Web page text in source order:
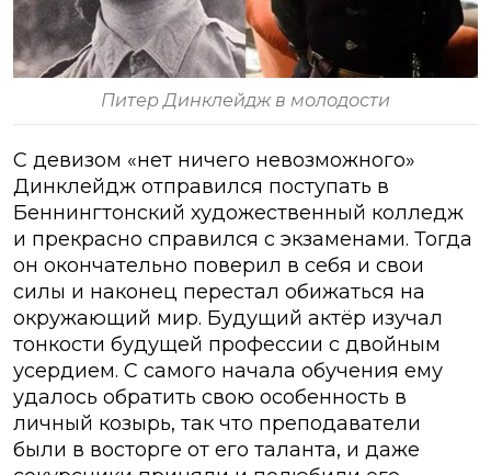
Питер Динклейдж в молодости
С девизом «нет ничего невозможного»
Динклейдж отправился поступать в
Беннингтонский художественный колледж
и прекрасно справился с экзаменами. Тогда
он окончательно поверил в себя и свои
силы и наконец перестал обижаться на
окружающий мир. Будущий актёр изучал
тонкости будущей профессии с двойным
усердием. С самого начала обучения ему
удалось обратить свою особенность в
личный козырь, так что преподаватели
были в восторге от его таланта, и даже